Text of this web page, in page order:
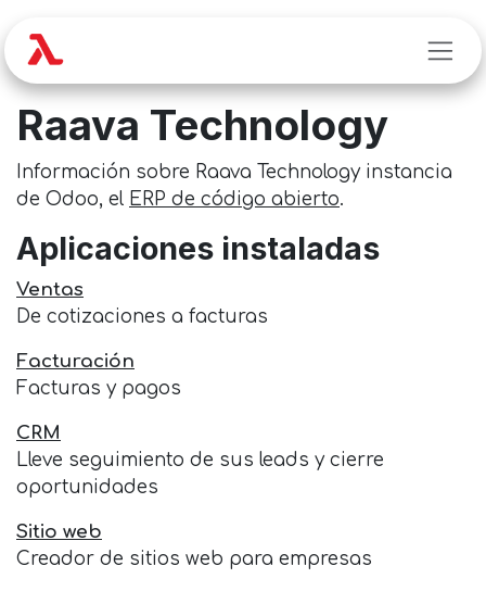
Raava Technology
Información sobre Raava Technology instancia
de Odoo, el ERP de código abierto.
Aplicaciones instaladas
Ventas
De cotizaciones a facturas
Facturación
Facturas y pagos
CRM
Lleve seguimiento de sus leads y cierre
oportunidades
Sitio web
Creador de sitios web para empresas